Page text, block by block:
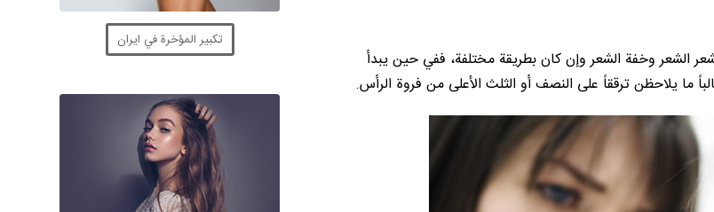
الشعر وخفة الشعر وإن كان بطريقة مختلفة، ففي حين يبدأ
ما يلاحظن ترققاً على النصف أو الثلث الأعلى من فروة الرأس.
تكبير المؤخرة في ايران